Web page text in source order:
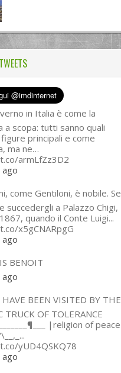
in Italia è come la
a scopa: tutti sanno quali
principali e come
ma ne…
armLfZz3D2
come Gentiloni, è nobile. Se
succedergli a Palazzo Chigi,
quando il Conte Luigi...
x5gCNARpgG
BENOIT
BEEN VISITED BY THE
TRUCK OF TOLERANCE
|religion of peace
yUD4QSKQ78